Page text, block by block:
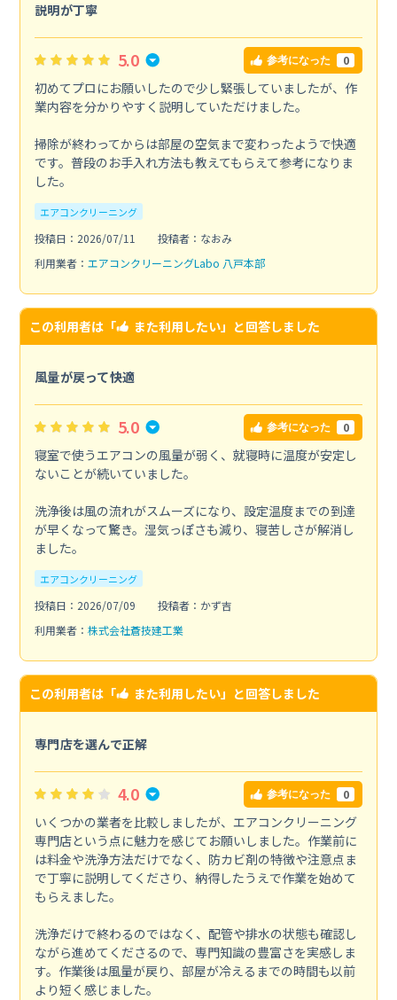
説明が丁寧
5.0 参考になった 0
初めてプロにお願いしたので少し緊張していましたが、作
業内容を分かりやすく説明していただけました。
掃除が終わってからは部屋の空気まで変わったようで快適
です。普段のお手入れ方法も教えてもらえて参考になりま
した。
エアコンクリーニング
投稿日：2026/07/11
投稿者：なおみ
利用業者： エアコンクリーニングLabo 八戸本部
この利用者は「 また利用したい」と回答しました
風量が戻って快適
5.0 参考になった 0
寝室で使うエアコンの風量が弱く、就寝時に温度が安定し
ないことが続いていました。
洗浄後は風の流れがスムーズになり、設定温度までの到達
が早くなって驚き。湿気っぽさも減り、寝苦しさが解消し
ました。
エアコンクリーニング
投稿日：2026/07/09
投稿者：かず吉
利用業者： 株式会社蒼技建工業
この利用者は「 また利用したい」と回答しました
専門店を選んで正解
4.0 参考になった 0
いくつかの業者を比較しましたが、エアコンクリーニング
専門店という点に魅力を感じてお願いしました。作業前に
は料金や洗浄方法だけでなく、防カビ剤の特徴や注意点ま
で丁寧に説明してくださり、納得したうえで作業を始めて
もらえました。
洗浄だけで終わるのではなく、配管や排水の状態も確認し
ながら進めてくださるので、専門知識の豊富さを実感しま
す。作業後は風量が戻り、部屋が冷えるまでの時間も以前
より短く感じました。